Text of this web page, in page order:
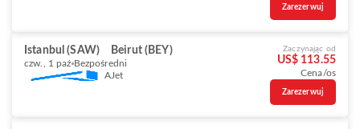
Zarezerwuj
Istanbul (SAW) Beirut (BEY)
czw., 1 paź Bezpośredni
AJet
Zaczynając od
US$ 113.55
Cena/os
Zarezerwuj